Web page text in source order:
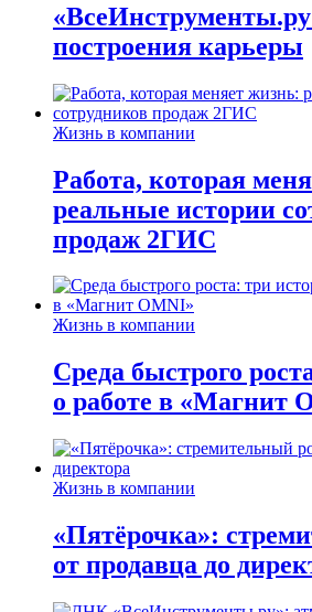
построения карьеры
Жизнь в компании
Работа, которая
реальные истории
продаж 2ГИС
Жизнь в компании
Среда быстрого
о работе в «Магнит
Жизнь в компании
«Пятёрочка»:
от продавца до